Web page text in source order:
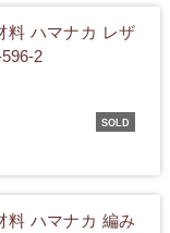
料 ハマナカ レザ
2
SOLD
料 ハマナカ 編み